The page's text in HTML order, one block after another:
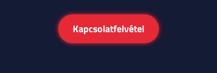
Kapcsolatfelvétel